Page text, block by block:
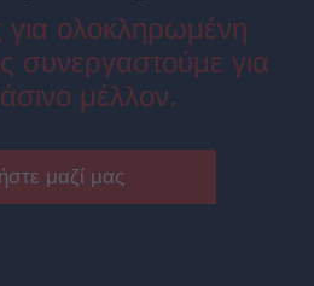
για ολοκληρωμένη
συνεργαστούμε για
μέλλον.
μαζί μας